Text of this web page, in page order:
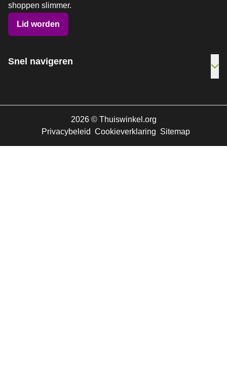
shoppen slimmer.
Lid worden
Snel navigeren
2026 ©Thuiswinkel.org
Privacybeleid Cookieverklaring Sitemap